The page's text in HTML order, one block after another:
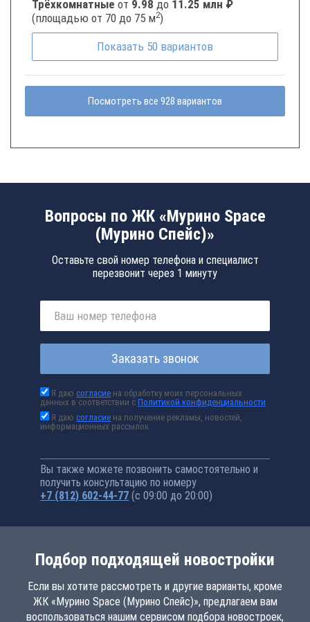
Трёхкомнатные от 9.98 до 11.25 млн ₽
(площадью от 70 до 75 м2)
Показать 50 вариантов
Посмотреть все 928 вариантов
Вопросы по ЖК «Мурино Space
(Мурино Спейс)»
Оставьте свой номер телефона и специалист
перезвонит через 1 минуту
Заказать звонок
Я даюсогласие на обработку моих персональных
данных в соответствии сПолитикой конфиденциальности
Я даюсогласие на получение рекламы, новостей,
информационных рассылок
Вы также можете позвонить самостоятельно и
получить консультацию по номеру
+7 (812) 602-44-77 (с 09:00 до 20:00)
Подбор подходящей новостройки
Если вы хотите рассмотреть и другие варианты, кроме
ЖК «Мурино Space (Мурино Спейс)», предлагаем вам
воспользоваться нашим сервисом подбора новостроек,